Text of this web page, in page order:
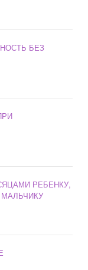
БЕЗ
РЕБЕНКУ,